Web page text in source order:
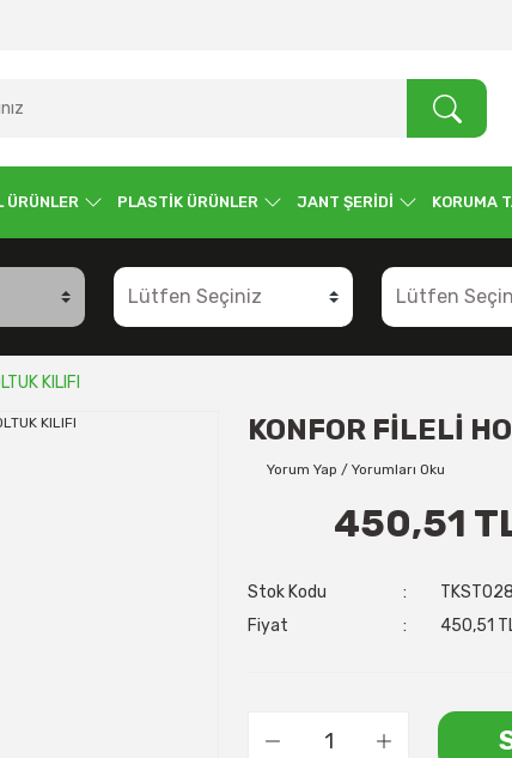
ÜRÜNLER PLASTİK ÜRÜNLER JANT ŞERİDİ KORUMA
KILIFI
KONFOR FİLELİ
Yorum Yap / Yorumları Oku
450,51
Stok Kodu
Fiyat
450,51